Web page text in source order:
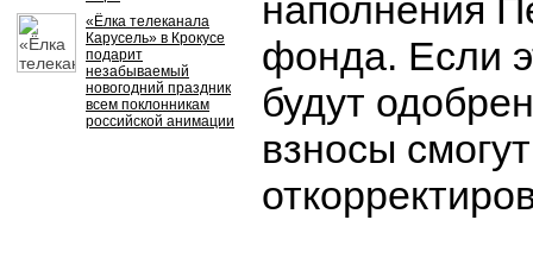
«Ёлка телеканала
Карусель» в Крокусе
подарит
незабываемый
новогодний праздник
всем поклонникам
российской анимации
наполнения
фонда. Если
будут
взносы